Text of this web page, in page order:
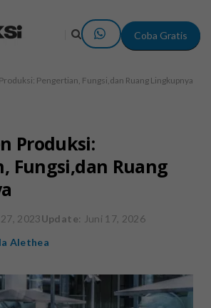
Coba Gratis
Pengertian, Fungsi,dan Ruang Lingkupnya
Produksi:
Fungsi,dan Ruang
2023Update: Juni 17, 2026
Alethea